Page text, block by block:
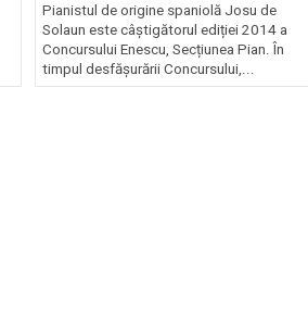
Pianistul de origine spaniolă Josu de
Solaun este câștigătorul ediției 2014 a
Concursului Enescu, Secțiunea Pian. În
timpul desfășurării Concursului,...